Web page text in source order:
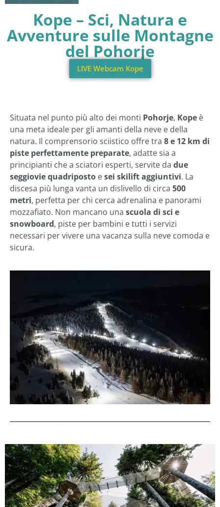
Kope – Sci, Natura e
Avventure sulle Montagne
del Pohorje
LIVE Webcam Kope
Situata nel punto più alto dei monti Pohorje, Kope è
una meta ideale per gli amanti della neve e della
natura. Il comprensorio sciistico offre tra 8 e 12 km di
piste perfettamente preparate, adatte sia a
principianti che a sciatori esperti, servite da due
seggiovie quadriposto esei skilift aggiuntivi. La
discesa più lunga vanta un dislivello di circa 500
metri, perfetta per chi cerca adrenalina e panorami
mozzafiato. Non mancano una scuola di sci e
snowboard, piste per bambini e tutti i servizi
necessari per vivere una vacanza sulla neve comoda e
sicura.